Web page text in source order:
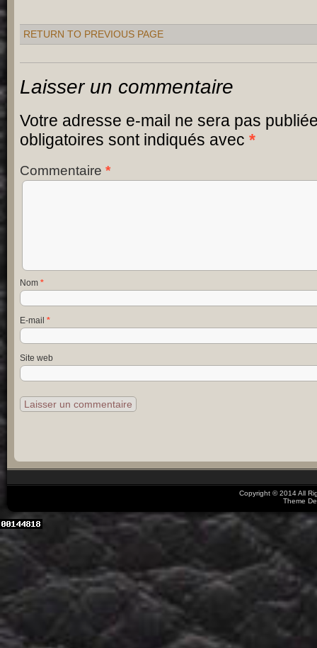
RETURN TO PREVIOUS PAGE
Laisser un commentaire
Votre adresse e-mail ne sera pas
obligatoires sont indiqués avec *
Commentaire *
Nom *
E-mail *
Site web
Copyright © 2014 All
Theme